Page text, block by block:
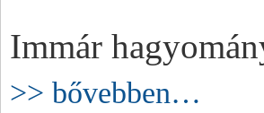
Immár
>> bővebben…